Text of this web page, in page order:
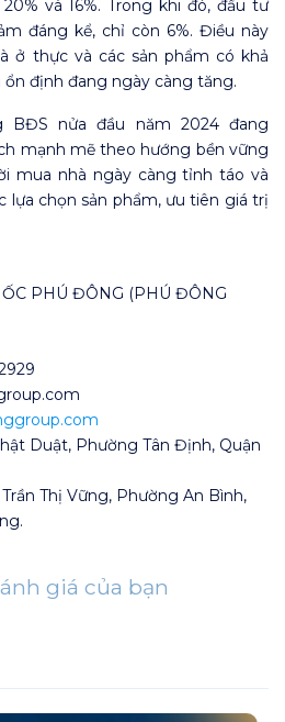
và 16%. Trong khi đó, đầu tư
đáng kể, chỉ còn 6%. Điều này
ở thực và các sản phẩm có khả
định đang ngày càng tăng.
BĐS nửa đầu năm 2024 đang
mạnh mẽ theo hướng bền vững
mua nhà ngày càng tỉnh táo và
lựa chọn sản phẩm, ưu tiên giá trị
PHÚ ĐÔNG (PHÚ ĐÔNG
Duật, Phường Tân Định, Quận
Thị Vững, Phường An Bình,
giá của bạn